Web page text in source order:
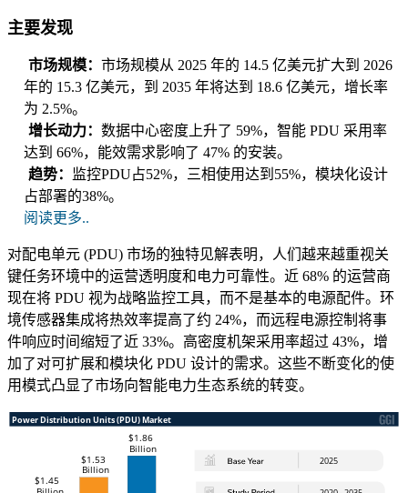
主要发现
市场规模： 市场规模从 2025 年的 14.5 亿美元扩大到 2026
年的 15.3 亿美元，到 2035 年将达到 18.6 亿美元，增长率
为 2.5%。
增长动力： 数据中心密度上升了 59%，智能 PDU 采用率
达到 66%，能效需求影响了 47% 的安装。
趋势：
监控PDU占52%，三相使用达到55%，模块化设计
占部署的38%。
阅读更多..
对配电单元 (PDU) 市场的独特见解表明，人们越来越重视关
键任务环境中的运营透明度和电力可靠性。近 68% 的运营商
现在将 PDU 视为战略监控工具，而不是基本的电源配件。环
境传感器集成将热效率提高了约 24%，而远程电源控制将事
件响应时间缩短了近 33%。高密度机架采用率超过 43%，增
加了对可扩展和模块化 PDU 设计的需求。这些不断变化的使
用模式凸显了市场向智能电力生态系统的转变。